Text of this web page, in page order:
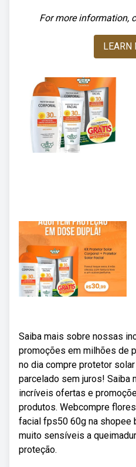
For more information,
LEARN
Saiba mais sobre nossas
promoções em milhões de
no dia compre protetor
parcelado sem juros! Saiba
incríveis ofertas e
produtos. Webcompre
facial fps50 60g na shopee
muito sensíveis a
proteção.